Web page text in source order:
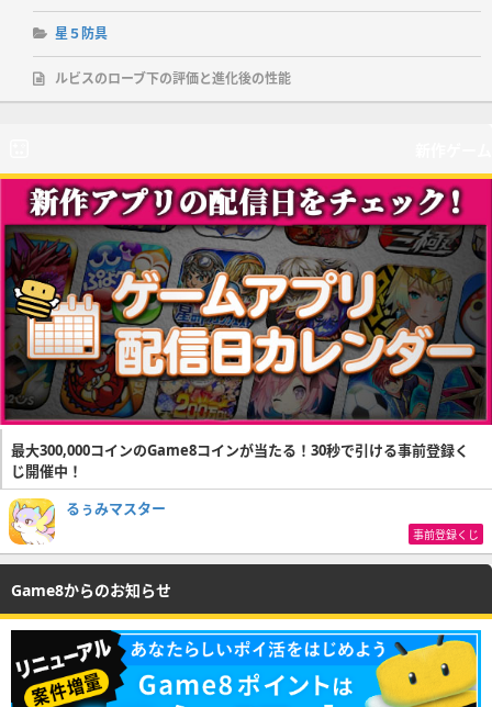
星５防具
ルビスのローブ下の評価と進化後の性能
最大300,000コインのGame8コインが当たる！30秒で引ける事前登録く
じ開催中！
るぅみマスター
事前登録くじ
Game8からのお知らせ